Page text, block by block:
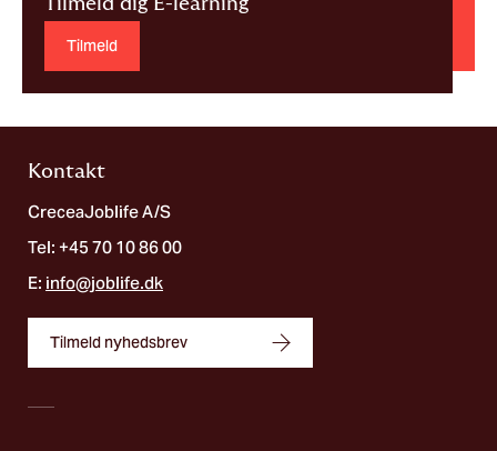
Tilmeld
Kontakt
CreceaJoblife A/S
Tel: +45 70 10 86 00
E: info@joblife.dk
Tilmeld nyhedsbrev